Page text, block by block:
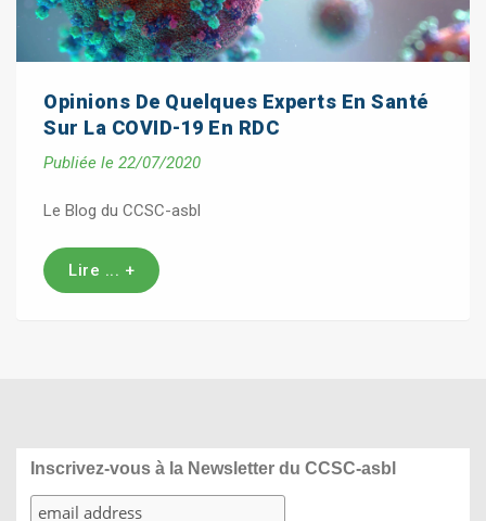
Opinions De Quelques Experts En Santé
Sur La COVID-19 En RDC
Publiée le 22/07/2020
Le Blog du CCSC-asbl
Lire ... +
Inscrivez-vous à la Newsletter du CCSC-asbl